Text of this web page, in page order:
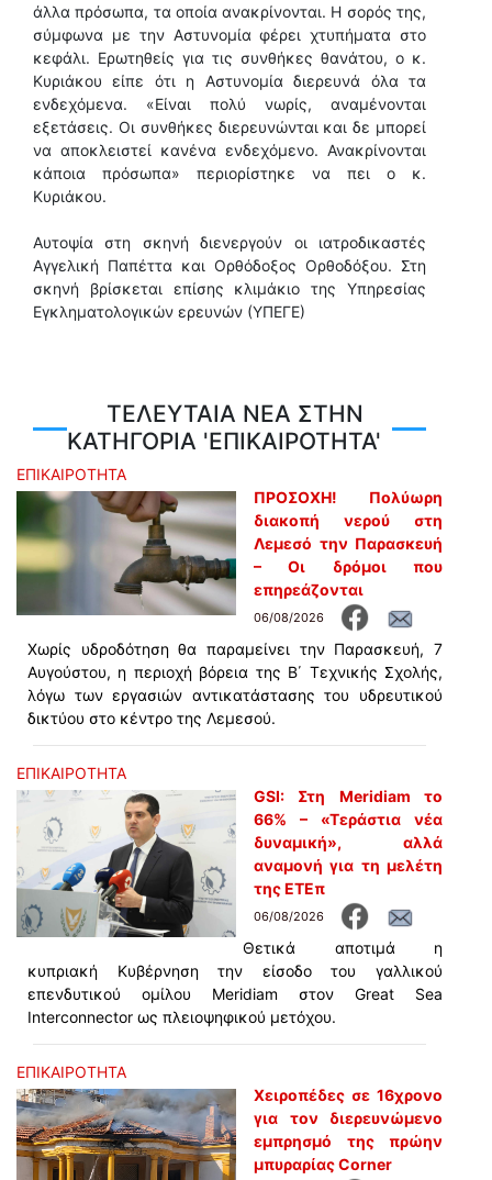
άλλα πρόσωπα, τα οποία ανακρίνονται. Η σορός της,
σύμφωνα με την Aστυνομία φέρει χτυπήματα στο
κεφάλι. Ερωτηθείς για τις συνθήκες θανάτου, ο κ.
Κυριάκου είπε ότι η Aστυνομία διερευνά όλα τα
ενδεχόμενα. «Είναι πολύ νωρίς, αναμένονται
εξετάσεις. Οι συνθήκες διερευνώνται και δε μπορεί
να αποκλειστεί κανένα ενδεχόμενο. Ανακρίνονται
κάποια πρόσωπα» περιορίστηκε να πει ο κ.
Κυριάκου.
Αυτοψία στη σκηνή διενεργούν οι ιατροδικαστές
Αγγελική Παπέττα και Ορθόδοξος Ορθοδόξου. Στη
σκηνή βρίσκεται επίσης κλιμάκιο της Υπηρεσίας
Εγκληματολογικών ερευνών (ΥΠΕΓΕ)
ΤΕΛΕΥΤΑΙΑ ΝΕΑ ΣΤΗΝ
ΚΑΤΗΓΟΡΙΑ 'ΕΠΙΚΑΙΡΟΤΗΤΑ'
ΕΠΙΚΑΙΡΟΤΗΤΑ
ΠΡΟΣΟΧΗ! Πολύωρη
διακοπή νερού στη
Λεμεσό την Παρασκευή
– Οι δρόμοι που
επηρεάζονται
06/08/2026
Χωρίς υδροδότηση θα παραμείνει την Παρασκευή, 7
Αυγούστου, η περιοχή βόρεια της Β΄ Τεχνικής Σχολής,
λόγω των εργασιών αντικατάστασης του υδρευτικού
δικτύου στο κέντρο της Λεμεσού.
ΕΠΙΚΑΙΡΟΤΗΤΑ
GSI: Στη Meridiam το
66% – «Τεράστια νέα
δυναμική», αλλά
αναμονή για τη μελέτη
της ΕΤΕπ
06/08/2026
Θετικά αποτιμά η
κυπριακή Κυβέρνηση την είσοδο του γαλλικού
επενδυτικού ομίλου Meridiam στον Great Sea
Interconnector ως πλειοψηφικού μετόχου.
ΕΠΙΚΑΙΡΟΤΗΤΑ
Χειροπέδες σε 16χρονο
για τον διερευνώμενο
εμπρησμό της πρώην
μπυραρίας Corner